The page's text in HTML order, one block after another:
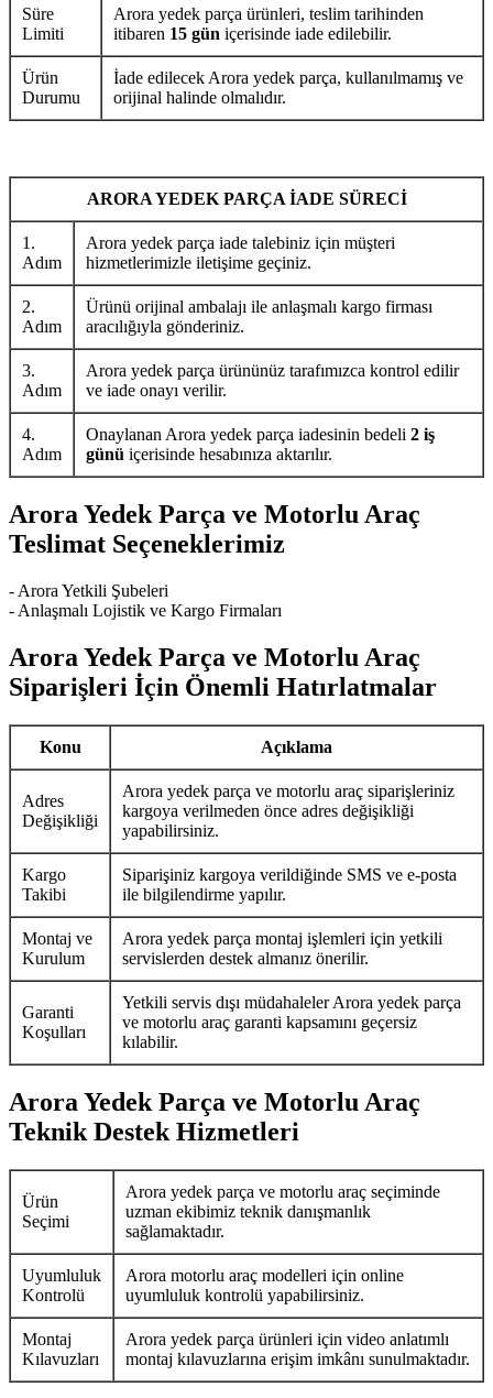
Süre
Limiti
Arora yedek parça ürünleri, teslim tarihinden
itibaren 15 gün içerisinde iade edilebilir.
Ürün
Durumu
İade edilecek Arora yedek parça, kullanılmamış ve
orijinal halinde olmalıdır.
ARORA YEDEK PARÇA İADE SÜRECİ
1.
Adım
Arora yedek parça iade talebiniz için müşteri
hizmetlerimizle iletişime geçiniz.
2.
Adım
Ürünü orijinal ambalajı ile anlaşmalı kargo firması
aracılığıyla gönderiniz.
3.
Adım
Arora yedek parça ürününüz tarafımızca kontrol edilir
ve iade onayı verilir.
4.
Adım
Onaylanan Arora yedek parça iadesinin bedeli 2 iş
günü içerisinde hesabınıza aktarılır.
Arora Yedek Parça ve Motorlu Araç
Teslimat Seçeneklerimiz
- Arora Yetkili Şubeleri
- Anlaşmalı Lojistik ve Kargo Firmaları
Arora Yedek Parça ve Motorlu Araç
Siparişleri İçin Önemli Hatırlatmalar
Konu Açıklama
Adres
Değişikliği
Arora yedek parça ve motorlu araç siparişleriniz
kargoya verilmeden önce adres değişikliği
yapabilirsiniz.
Kargo
Takibi
Siparişiniz kargoya verildiğinde SMS ve e-posta
ile bilgilendirme yapılır.
Montaj ve
Kurulum
Arora yedek parça montaj işlemleri için yetkili
servislerden destek almanız önerilir.
Garanti
Koşulları
Yetkili servis dışı müdahaleler Arora yedek parça
ve motorlu araç garanti kapsamını geçersiz
kılabilir.
Arora Yedek Parça ve Motorlu Araç
Teknik Destek Hizmetleri
Ürün
Seçimi
Arora yedek parça ve motorlu araç seçiminde
uzman ekibimiz teknik danışmanlık
sağlamaktadır.
Uyumluluk
Kontrolü
Arora motorlu araç modelleri için online
uyumluluk kontrolü yapabilirsiniz.
Montaj
Kılavuzları
Arora yedek parça ürünleri için video anlatımlı
montaj kılavuzlarına erişim imkânı sunulmaktadır.